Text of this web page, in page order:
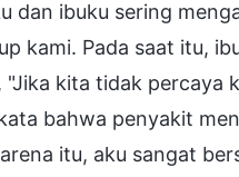
dan ibuku sering
kami. Pada saat itu,
kita tidak percaya
bahwa penyakit
itu, aku sangat